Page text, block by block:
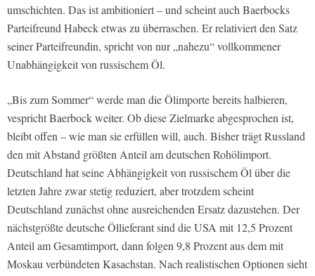
umschichten. Das ist ambitioniert – und scheint auch Baerbocks
Parteifreund Habeck etwas zu überraschen. Er relativiert den Satz
seiner Parteifreundin, spricht von nur „nahezu“ vollkommener
Unabhängigkeit von russischem Öl.
„Bis zum Sommer“ werde man die Ölimporte bereits halbieren,
vespricht Baerbock weiter. Ob diese Zielmarke abgesprochen ist,
bleibt offen – wie man sie erfüllen will, auch. Bisher trägt Russland
den mit Abstand größten Anteil am deutschen Rohölimport.
Deutschland hat seine Abhängigkeit von russischem Öl über die
letzten Jahre zwar stetig reduziert, aber trotzdem scheint
Deutschland zunächst ohne ausreichenden Ersatz dazustehen. Der
nächstgrößte deutsche Öllieferant sind die USA mit 12,5 Prozent
Anteil am Gesamtimport, dann folgen 9,8 Prozent aus dem mit
Moskau verbündeten Kasachstan. Nach realistischen Optionen sieht